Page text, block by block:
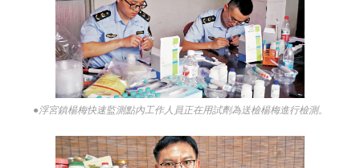
●浮宮鎮楊梅快速監測點內工作人員正在用試劑為送檢楊梅進行檢測。